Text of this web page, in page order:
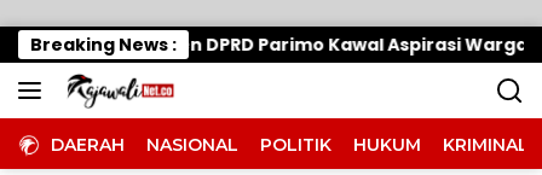
Breaking News :DPRD Parimo Kawal Aspirasi Warga
DAERAH NASIONAL POLITIK HUKUM KRIMINAL